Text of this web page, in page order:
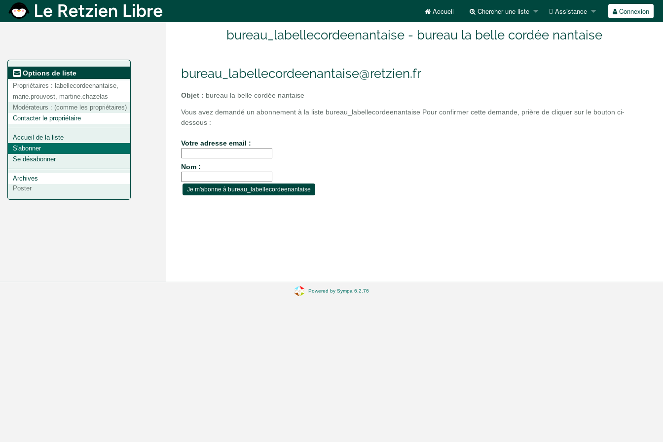
Accueil Chercher une liste Assistance Connexion
bureau_labellecordeenantaise - bureau la belle cordée nantaise
Options de liste
Propriétaires : labellecordeenantaise,
marie.prouvost, martine.chazelas
Modérateurs : (comme les propriétaires)
Contacter le propriétaire
Accueil de la liste
S'abonner
Se désabonner
Archives
Poster
bureau_labellecordeenantaise@retzien.fr
Objet : bureau la belle cordée nantaise
Vous avez demandé un abonnement à la liste bureau_labellecordeenantaise Pour confirmer cette demande, prière de cliquer sur le bouton ci-
dessous :
Votre adresse email :
Nom :
Powered by Sympa 6.2.76